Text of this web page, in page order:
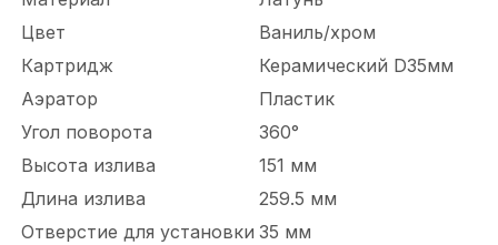
Цвет
Ваниль/хром
Картридж
Керамический D35мм
Аэратор
Пластик
Угол поворота
360°
Высота излива
151 мм
Длина излива
259.5 мм
Отверстие для установки 35 мм